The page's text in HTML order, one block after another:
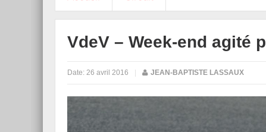
VdeV – Week-end agité
Date: 26 avril 2016 JEAN-BAPTISTE LASSAUX